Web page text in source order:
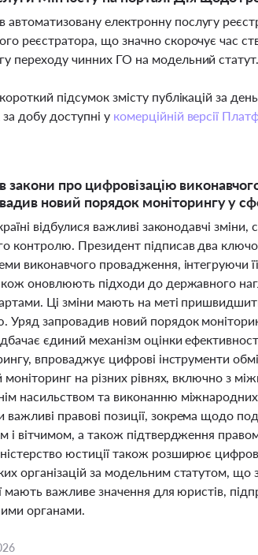
електронну послугу
реєстратора, що значно скорочує час
переходу чинних ГО на модельний статут.
підсумок змісту публікацій за
добу доступні у комерційній версії
закони про цифровізацію
новий порядок моніторингу у
відбулися важливі законодавчі
контролю. Президент підписав два
виконавчого провадження, інтегруючи
оновлюють підходи до державного
Ці зміни мають на меті
запровадив новий порядок
єдиний механізм оцінки
впроваджує цифрові інструменти
моніторинг на різних рівнях, включно з
насильством та виконанню міжнародних
правові позиції, зокрема щодо
і вітчимом, а також підтвердження
юстиції також розширює
організацій за модельним статутом,
мають важливе значення для юристів,
органами.